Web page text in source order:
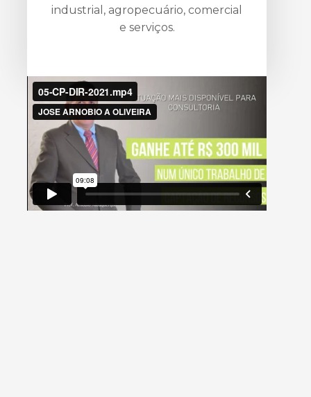
industrial, agropecuário, comercial
e serviços.